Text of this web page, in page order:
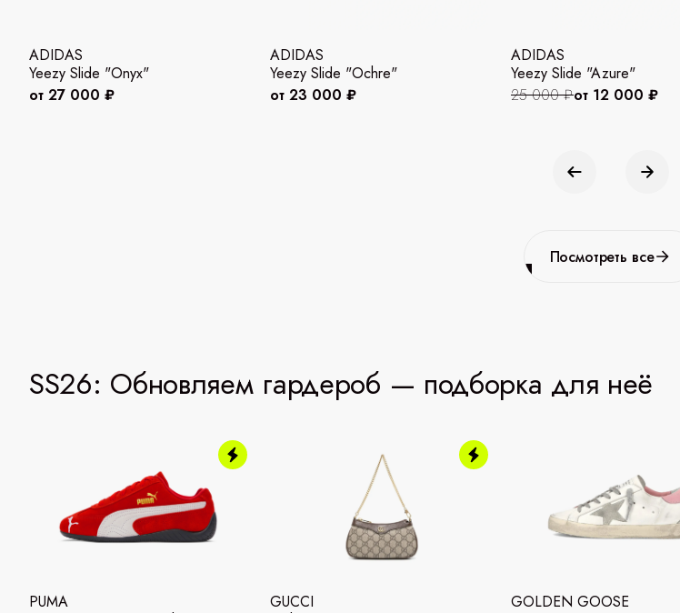
ADIDAS
Yeezy Slide "Onyx"
от 27 000 ₽
ADIDAS
Yeezy Slide "Ochre"
от 23 000 ₽
ADIDAS
Yeezy Slide "Azure"
25 000 ₽от 12 000 ₽
Посмотреть все
SS26: Обновляем гардероб — подборка для неё
PUMA
GUCCI
GOLDEN GOOSE